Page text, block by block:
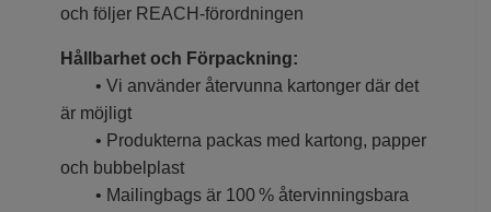
och följer REACH-förordningen
Hållbarhet och Förpackning:
• Vi använder återvunna kartonger där det
är möjligt
• Produkterna packas med kartong, papper
och bubbelplast
• Mailingbags är 100 % återvinningsbara